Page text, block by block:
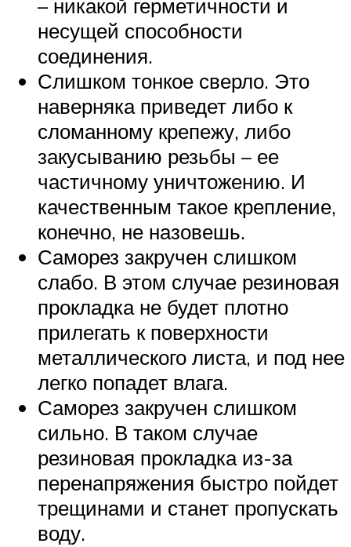
– никакой герметичности и
несущей способности
соединения.
Слишком тонкое сверло. Это
наверняка приведет либо к
сломанному крепежу, либо
закусыванию резьбы – ее
частичному уничтожению. И
качественным такое крепление,
конечно, не назовешь.
Саморез закручен слишком
слабо. В этом случае резиновая
прокладка не будет плотно
прилегать к поверхности
металлического листа, и под нее
легко попадет влага.
Саморез закручен слишком
сильно. В таком случае
резиновая прокладка из-за
перенапряжения быстро пойдет
трещинами и станет пропускать
воду.